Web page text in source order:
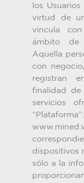
los
virtud de
vincula
ámbito de
Aquella
con
registran
finalidad
servicios
dispositivos
sólo a la